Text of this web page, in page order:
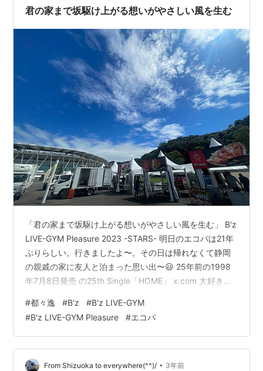
は思いますが、万が一ここを落とした…
君の家まで坂駆け上がる想いがやさしい風を生む
「君の家まで坂駆け上がる想いがやさしい風を生む」 B'z
LIVE-GYM Pleasure 2023 -STARS- 明日のエコパは21年
ぶりらしい。行きましたよ〜。その日は帰れなくて静岡
の親戚の家に友人と泊まった思い出〜😃 25年前の1998
年7月8日発売 の25th Single「HOME」 x.com 大好きな
🎵HOMEです。横浜のB'z のLIVE-GYM Pleasure で聞け
て嬉しかった〜❤️ 「君の家まで あともう少し 坂を登っ
て 雲を追い抜いて さよならなんて すぐに言わないで〜
♫」 私が詠んだ「君の家まで坂駆け上がる想いが…
#都々逸 #B’z #B'z LIVE-GYM
#B'z LIVE-GYM Pleasure #エコパ
From Shizuoka to everywhere(^^)/ • 3年前